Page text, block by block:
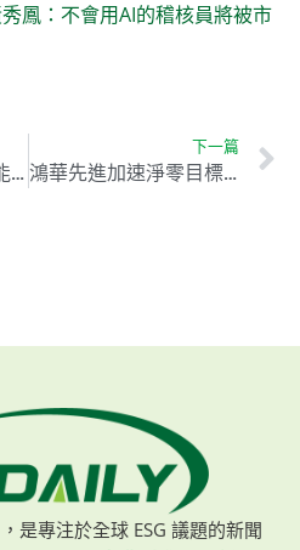
鳳：不會用AI的稽核員將被市
台灣產業支持深度節能與電價調整 推動永續發展
下一篇
鴻華先進加速淨零目標 推動綠電與低碳交通
是專注於全球 ESG 議題的新聞